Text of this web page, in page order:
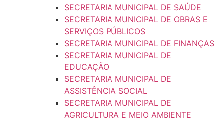
SECRETARIA MUNICIPAL DE SAÚDE
SECRETARIA MUNICIPAL DE OBRAS E
SERVIÇOS PÚBLICOS
SECRETARIA MUNICIPAL DE FINANÇAS
SECRETARIA MUNICIPAL DE
EDUCAÇÃO
SECRETARIA MUNICIPAL DE
ASSISTÊNCIA SOCIAL
SECRETARIA MUNICIPAL DE
AGRICULTURA E MEIO AMBIENTE